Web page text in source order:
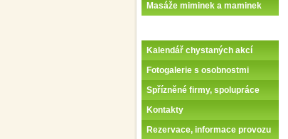
Masáže miminek a maminek
Kalendář chystaných akcí
Fotogalerie s osobnostmi
Spřízněné firmy, spolupráce
Kontakty
Rezervace, informace provozu